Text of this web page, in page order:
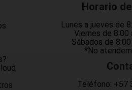
Horario
Lunes a jueves de
Viernes de 8:00
Sábados de
*No
Teléfono: +57